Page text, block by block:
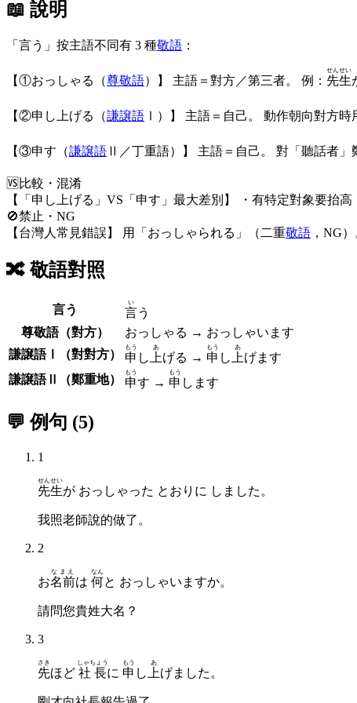
📖 說明
「言う」按主語不同有 3 種敬語 ：
【①おっしゃる（尊敬語）】 主語＝對方／第三者。 例： 先生
せんせい
【②申し上げる（謙譲語 Ⅰ）】 主語＝自己。 動作朝向對方時
【③申す（謙譲語 Ⅱ／丁重語）】 主語＝自己。 對「聽話者
🆚 比較・混淆
【「申し上げる」VS「申す」最大差別】 ・有特定對象要抬
🚫禁止・NG
【台灣人常見錯誤】 用「おっしゃられる」（二重敬語 ，NG
🔀 敬語對照
言う 言
い
う
尊敬語（對方）
おっしゃる → おっしゃいます
謙譲語Ⅰ（對對方）
申
もう
し上
あ
げる → 申
もう
し上
あ
げます
謙譲語Ⅱ（鄭重地）
申
もう
す → 申
もう
します
💬 例句 (5)
1
先生
せんせい
が おっしゃった とおりに しました。
我照老師說的做了。
2
お名前
なまえ
は 何
なん
と おっしゃいますか。
請問您貴姓大名？
3
先
さき
ほど 社長
しゃちょう
に 申
もう
し 上
あ
げました。